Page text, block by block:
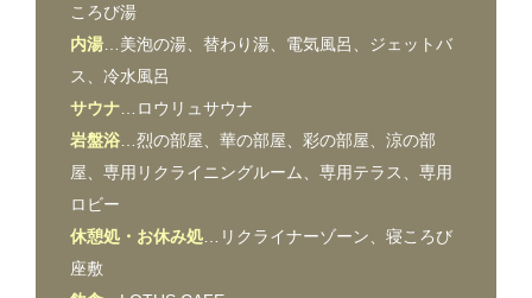
ころび湯
内湯 …美泡の湯、替わり湯、電気風呂、ジェットバ
ス、冷水風呂
サウナ …ロウリュサウナ
岩盤浴 …烈の部屋、華の部屋、彩の部屋、涼の部
屋、専用リクライニングルーム、専用テラス、専用
ロビー
休憩処・お休み処 …リクライナーゾーン、寝ころび
座敷